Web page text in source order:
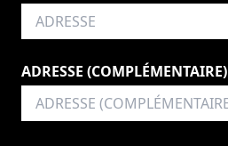
ADRESSE (COMPLÉMENTAIRE)